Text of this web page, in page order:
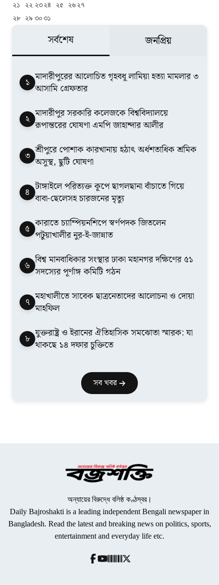
২১
২২ ২৩২৪ ২৫ ২৬২৭
২৮ ২৯ ৩০৩১
সর্বশেষ জনপ্রিয়
১ মাদারীপুরের আলোচিত গৃহবধূ লামিয়া হত্যা মামলার ৩
আসামি গ্রেফতার
২ মাদারীপুর সরকারি কলেজকে বিশ্ববিদ্যালয়ে
রূপান্তরের ঘোষণা এমপি জাহান্দার আলীর
৩ শ্রীপুরে পোশাক কারখানায় হঠাৎ অর্ধশতাধিক শ্রমিক
অসুস্থ, ছুটি ঘোষণা
৪ টাঙ্গাইলে পরিত্যক্ত কূপে ছাগলছানা বাঁচাতে গিয়ে
বাবা-ছেলেসহ চারজনের মৃত্যু
৫ কারাতে চ্যাম্পিয়নশিপে স্বর্ণপদক জিতলেন
পটুয়াখালীর নুর-ই-জান্নাত
৬ বিশ্ব মানবাধিকার সংস্থার ঢাকা মহানগর দক্ষিণের ৫১
সদস্যের পূর্ণাঙ্গ কমিটি গঠন
৭ মহাখালীতে সাবেক ছাত্রনেতাদের আলোচনা ও দোয়া
মাহফিল
৮ যুক্তরাষ্ট্র ও ইরানের ঐতিহাসিক সমঝোতা স্মারক: যা
থাকছে ১৪ দফার চুক্তিতে
সব খবর
অন্যায়ের বিরুদ্ধে বলিষ্ঠ কণ্ঠস্বর।
Daily Bajroshakti is a leading independent Bengali newspaper in
Bangladesh. Read the latest and breaking news on politics, sports,
entertainment and everyday life etc.